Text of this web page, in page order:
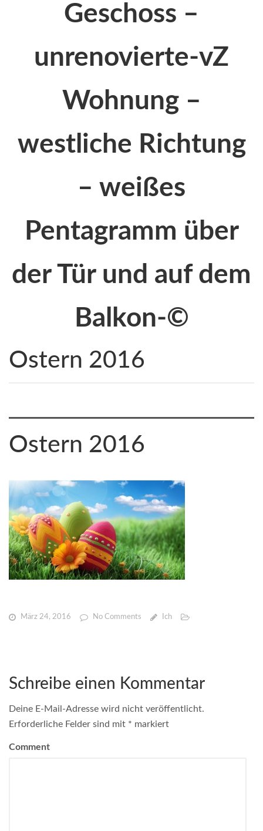
Geschoss –
unrenovierte-vZ
Wohnung –
westliche Richtung
– weißes
Pentagramm über
der Tür und auf dem
Balkon-©
Ostern 2016
Ostern 2016
März 24, 2016 No Comments Ich
Schreibe einen Kommentar
Deine E-Mail-Adresse wird nicht veröffentlicht.
Erforderliche Felder sind mit * markiert
Comment